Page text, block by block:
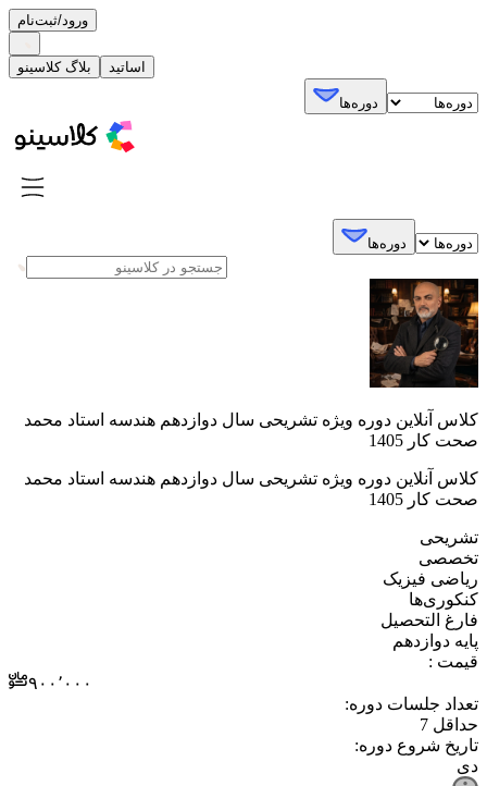
ورود/ثبت‌نام
بلاگ کلاسینو اساتید
دوره‌ها
دوره‌ها
کلاس آنلاین دوره ویژه تشریحی سال دوازدهم هندسه استاد محمد
صحت کار 1405
کلاس آنلاین دوره ویژه تشریحی سال دوازدهم هندسه استاد محمد
صحت کار 1405
⁧تشریحی⁩
⁧تخصصی⁩
⁧ریاضی فیزیک⁩
⁧کنکوری‌ها⁩
⁧فارغ التحصیل⁩
⁧پایه دوازدهم⁩
قیمت :
۹۰۰٬۰۰۰
تعداد جلسات دوره:
حداقل 7
تاریخ شروع دوره:
دی